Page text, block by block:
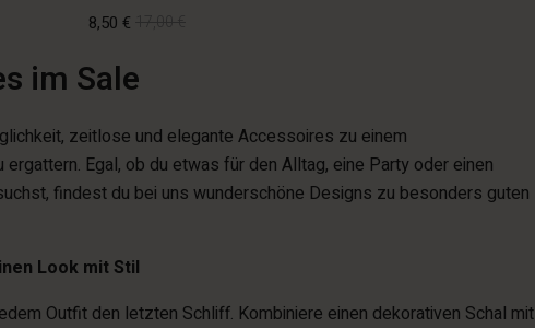
8,50 €
im Sale
zeitlose und elegante Accessoires zu einem
ergattern. Egal, ob du etwas für den Alltag, eine Party oder einen
findest du bei uns wunderschöne Designs zu besonders guten
Look mit Stil
Outfit den letzten Schliff. Kombiniere einen dekorativen Schal mit